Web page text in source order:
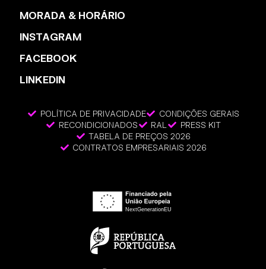
MORADA & HORÁRIO
INSTAGRAM
FACEBOOK
LINKEDIN
POLÍTICA DE PRIVACIDADE
CONDIÇÕES GERAIS
RECONDICIONADOS
RAL
PRESS KIT
TABELA DE PREÇOS 2026
CONTRATOS EMPRESARIAIS 2026